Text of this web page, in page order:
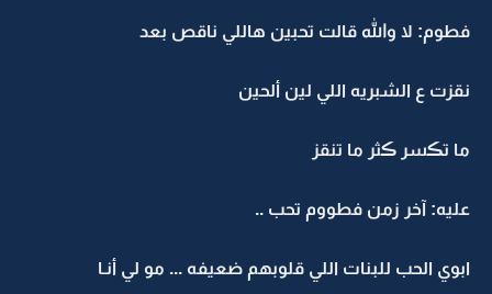
فطوم: لا والله قالت تحبين هاللي ناقص بعد
نقزت ع الشبريه اللي لين ألحين
ما تڪسر ڪثر ما تنقز
عليه: آخر زمن فطووم تحب ..
ابوي الحب للبنات اللي قلوبهم ضعيفه ... مو لي أنـا